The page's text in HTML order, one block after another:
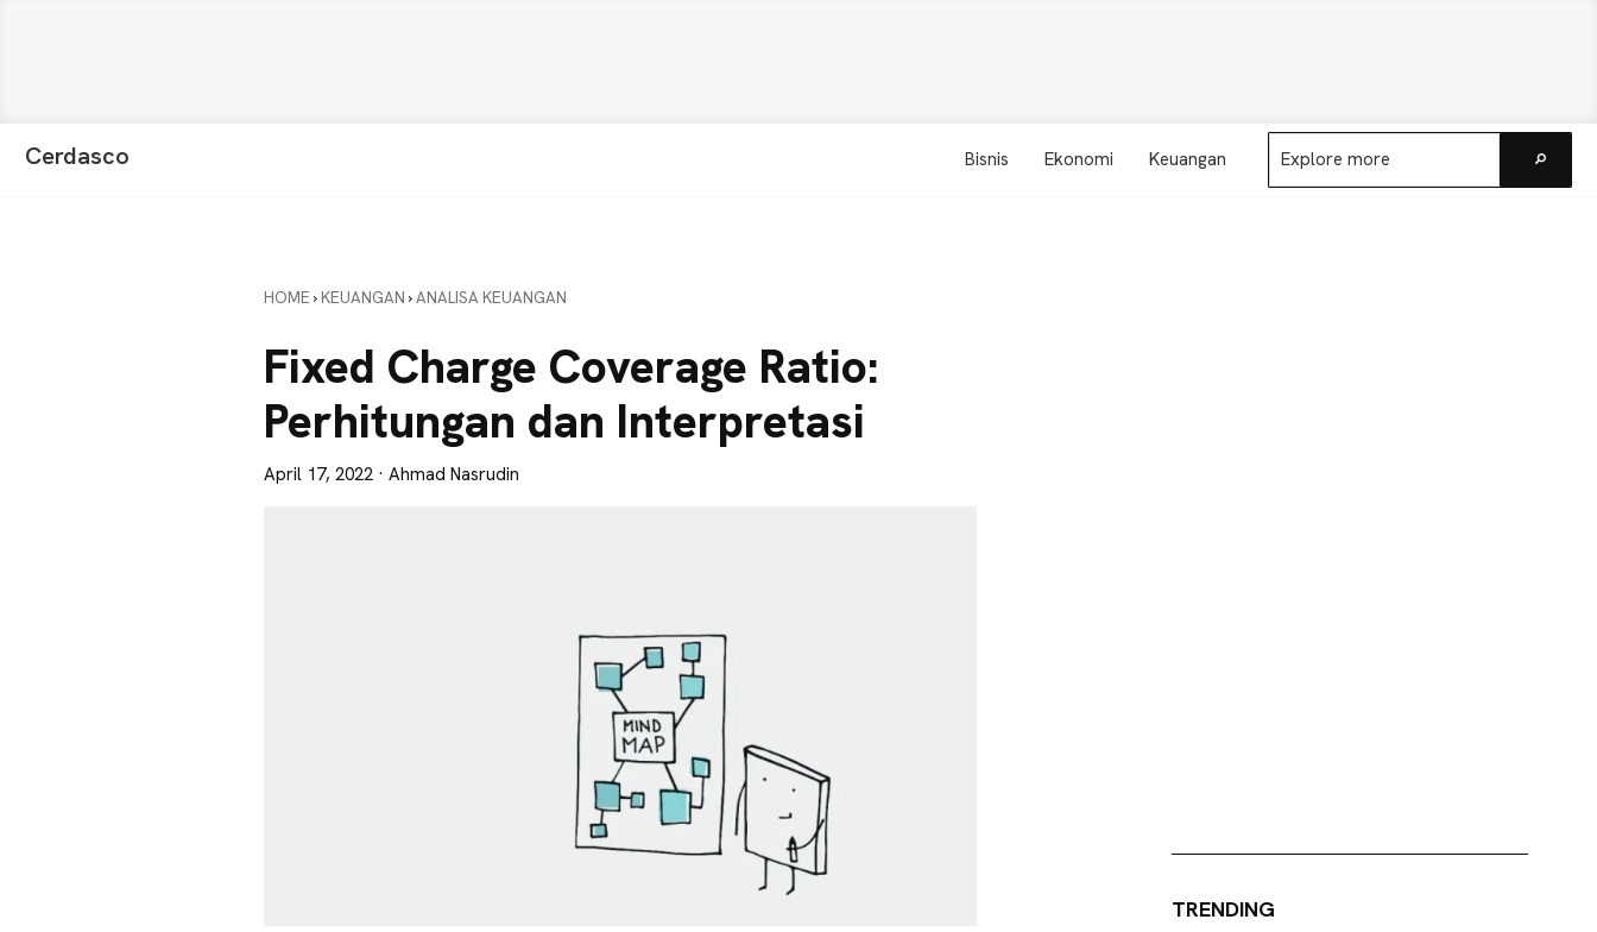
Cerdasco Bisnis Ekonomi Keuangan
Explore
more
HOME › KEUANGAN ›ANALISA KEUANGAN
Fixed Charge Coverage Ratio:
Perhitungan dan Interpretasi
April 17, 2022 · Ahmad Nasrudin
TRENDING